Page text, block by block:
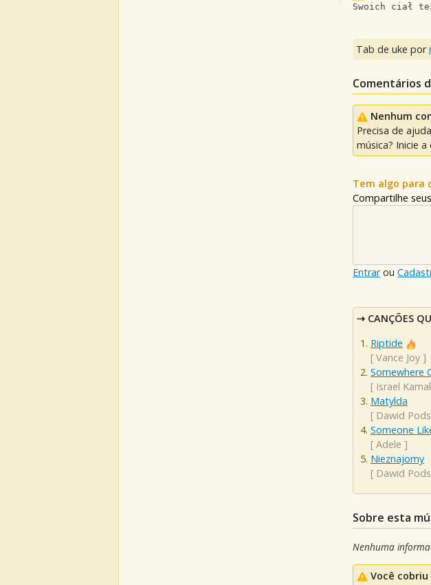
Swoich ciał
Tab de uke por
Comentários
Nenhum
Precisa de
música? Inicie a
Tem algo para
Compartilhe
Entrarou
CANÇÕES
Riptide
[ Vance Joy ]
Somewhere
[ Israel
Matylda
[ Dawid
Someone
[ Adele ]
Nieznajomy
[ Dawid
Sobre esta
Nenhuma
Você cobriu